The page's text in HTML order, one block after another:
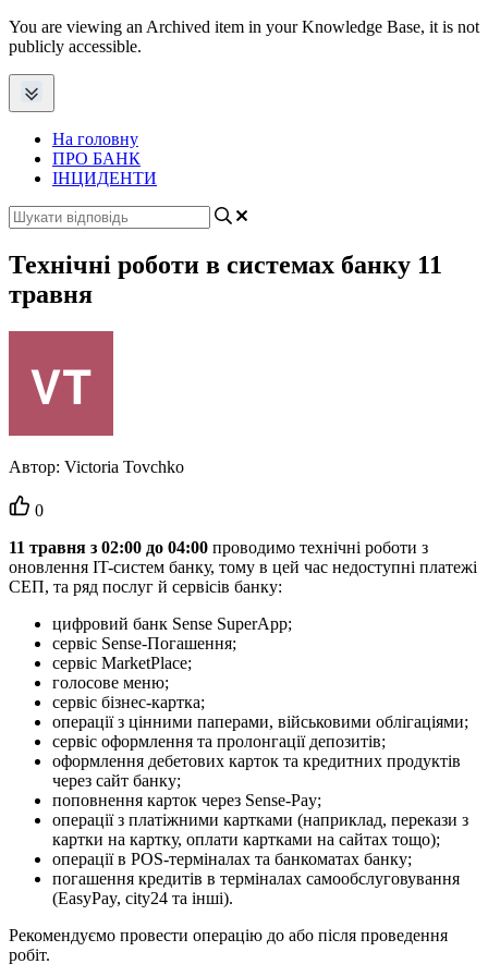
You are viewing an Archived item in your Knowledge Base, it is not
publicly accessible.
На головну
ПРО БАНК
ІНЦИДЕНТИ
Технічні роботи в системах банку 11
травня
Автор: Victoria Tovchko
Кількість
вподобайок:
0
11 травня з 02:00 до 04:00 проводимо технічні роботи з
оновлення IT-систем банку, тому в цей час недоступні платежі
СЕП, та ряд послуг й сервісів банку:
цифровий банк Sense SuperApp;
сервіс Sense-Погашення;
сервіс MarketPlace;
голосове меню;
сервіс бізнес-картка;
операції з цінними паперами, військовими облігаціями;
сервіс оформлення та пролонгації депозитів;
оформлення дебетових карток та кредитних продуктів
через сайт банку;
поповнення карток через Sense-Pay;
операції з платіжними картками (наприклад, перекази з
картки на картку, оплати картками на сайтах тощо);
операції в POS-терміналах та банкоматах банку;
погашення кредитів в терміналах самообслуговування
(EasyPay, city24 та інші).
Рекомендуємо провести операцію до або після проведення
робіт.